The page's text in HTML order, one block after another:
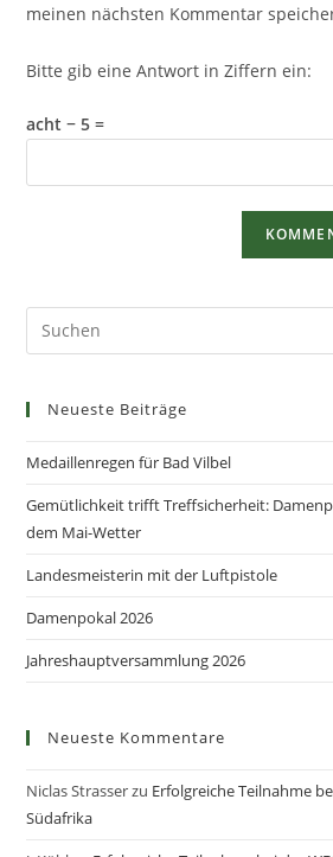
meinen nächsten Kommentar
Bitte gib eine Antwort in Ziffern ein:
acht − 5 =
Neueste Beiträge
Medaillenregen für Bad Vilbel
Gemütlichkeit trifft Treffsicherheit:
dem Mai-Wetter
Landesmeisterin mit der Luftpistole
Damenpokal 2026
Jahreshauptversammlung 2026
Neueste Kommentare
Niclas Strasserzu Erfolgreiche Teilnahme
Südafrika